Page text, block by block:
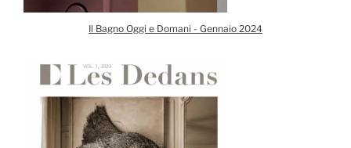
Il Bagno Oggi e Domani - Gennaio 2024